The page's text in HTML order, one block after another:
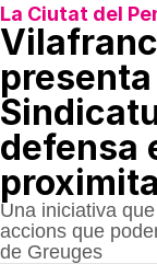
La Ciutat del
defensa
Una iniciativa
accions que
de Greuges